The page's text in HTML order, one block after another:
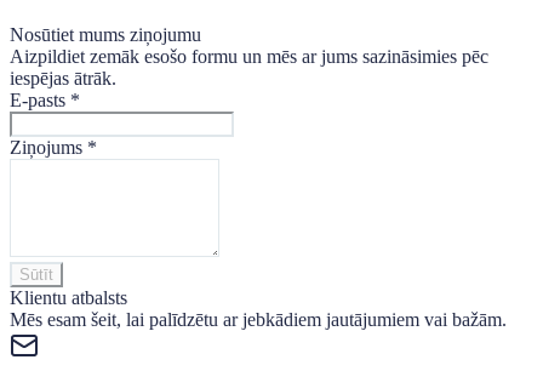
Nosūtiet mums ziņojumu
Aizpildiet zemāk esošo formu un mēs ar jums sazināsimies pēc
iespējas ātrāk.
E-pasts *
Ziņojums *
Sūtīt
Klientu atbalsts
Mēs esam šeit, lai palīdzētu ar jebkādiem jautājumiem vai bažām.